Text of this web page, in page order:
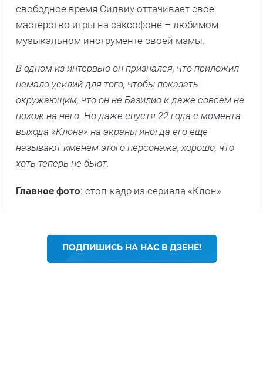
свободное время Силвиу оттачивает свое
мастерство игры на саксофоне – любимом
музыкальном инструменте своей мамы.
В одном из интервью он признался, что приложил
немало усилий для того, чтобы показать
окружающим, что он не Базилио и даже совсем не
похож на него. Но даже спустя 22 года с момента
выхода «Клона» на экраны иногда его еще
называют именем этого персонажа, хорошо, что
хоть теперь не бьют.
Главное фото: стоп-кадр из сериала «Клон»
ПОДПИШИСЬ НА НАС В ДЗЕНЕ!